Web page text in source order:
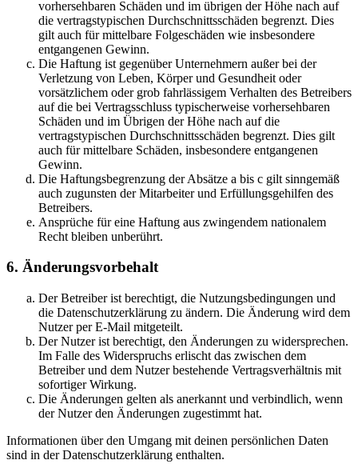
vorhersehbaren Schäden und im übrigen der Höhe nach auf
die vertragstypischen Durchschnittsschäden begrenzt. Dies
gilt auch für mittelbare Folgeschäden wie insbesondere
entgangenen Gewinn.
Die Haftung ist gegenüber Unternehmern außer bei der
Verletzung von Leben, Körper und Gesundheit oder
vorsätzlichem oder grob fahrlässigem Verhalten des Betreibers
auf die bei Vertragsschluss typischerweise vorhersehbaren
Schäden und im Übrigen der Höhe nach auf die
vertragstypischen Durchschnittsschäden begrenzt. Dies gilt
auch für mittelbare Schäden, insbesondere entgangenen
Gewinn.
Die Haftungsbegrenzung der Absätze a bis c gilt sinngemäß
auch zugunsten der Mitarbeiter und Erfüllungsgehilfen des
Betreibers.
Ansprüche für eine Haftung aus zwingendem nationalem
Recht bleiben unberührt.
6. Änderungsvorbehalt
Der Betreiber ist berechtigt, die Nutzungsbedingungen und
die Datenschutzerklärung zu ändern. Die Änderung wird dem
Nutzer per E-Mail mitgeteilt.
Der Nutzer ist berechtigt, den Änderungen zu widersprechen.
Im Falle des Widerspruchs erlischt das zwischen dem
Betreiber und dem Nutzer bestehende Vertragsverhältnis mit
sofortiger Wirkung.
Die Änderungen gelten als anerkannt und verbindlich, wenn
der Nutzer den Änderungen zugestimmt hat.
Informationen über den Umgang mit deinen persönlichen Daten
sind in der Datenschutzerklärung enthalten.